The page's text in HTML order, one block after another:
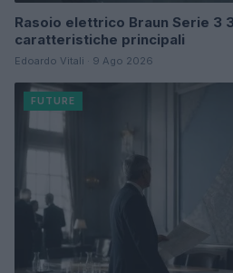
Rasoio elettrico Braun Serie 3
caratteristiche principali
Edoardo Vitali · 9 Ago 2026
FUTURE